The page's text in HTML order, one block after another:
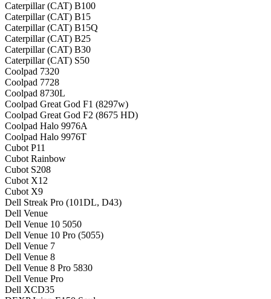
Caterpillar (CAT) B100
Caterpillar (CAT) B15
Caterpillar (CAT) B15Q
Caterpillar (CAT) B25
Caterpillar (CAT) B30
Caterpillar (CAT) S50
Coolpad 7320
Coolpad 7728
Coolpad 8730L
Coolpad Great God F1 (8297w)
Coolpad Great God F2 (8675 HD)
Coolpad Halo 9976A
Coolpad Halo 9976T
Cubot P11
Cubot Rainbow
Cubot S208
Cubot X12
Cubot X9
Dell Streak Pro (101DL, D43)
Dell Venue
Dell Venue 10 5050
Dell Venue 10 Pro (5055)
Dell Venue 7
Dell Venue 8
Dell Venue 8 Pro 5830
Dell Venue Pro
Dell XCD35